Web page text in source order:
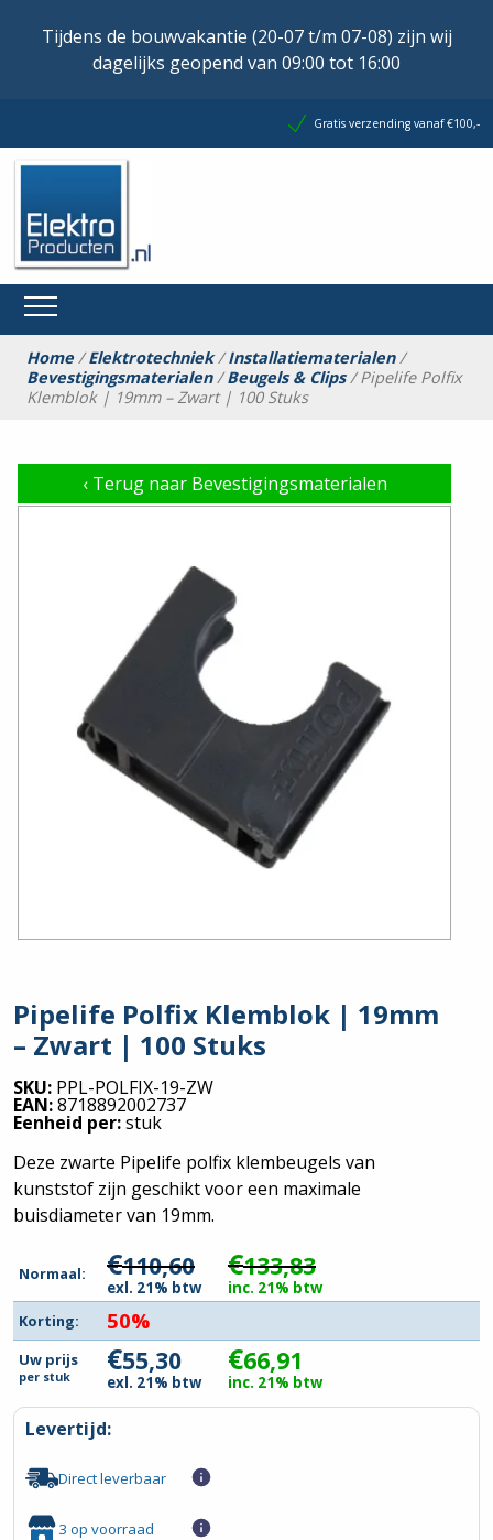
Tijdens de bouwvakantie (20-07 t/m 07-08) zijn wij
dagelijks geopend van 09:00 tot 16:00
Gratis verzending vanaf €100,-
Home/Elektrotechniek/Installatiematerialen/
Bevestigingsmaterialen/Beugels & Clips/ Pipelife Polfix
Klemblok | 19mm – Zwart | 100 Stuks
‹Terug naar Bevestigingsmaterialen
Pipelife Polfix Klemblok | 19mm
– Zwart | 100 Stuks
SKU: PPL-POLFIX-19-ZW
EAN:8718892002737
Eenheid per:stuk
Deze zwarte Pipelife polfix klembeugels van
kunststof zijn geschikt voor een maximale
buisdiameter van 19mm.
Normaal: €110,60
exl. 21% btw
€133,83
inc. 21% btw
Korting:
50%
Uw prijs
per stuk €55,30
exl. 21% btw
€66,91
inc. 21% btw
Levertijd:
Direct leverbaar
3 op voorraad